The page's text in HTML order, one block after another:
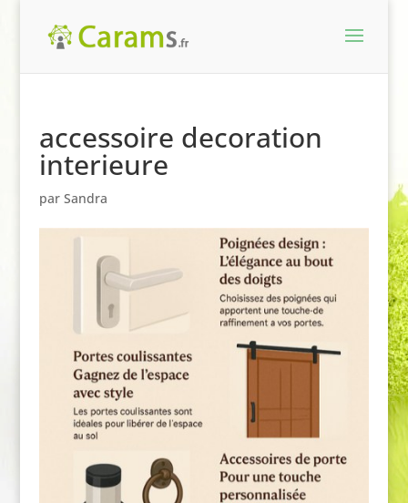
accessoire decoration
interieure
par Sandra